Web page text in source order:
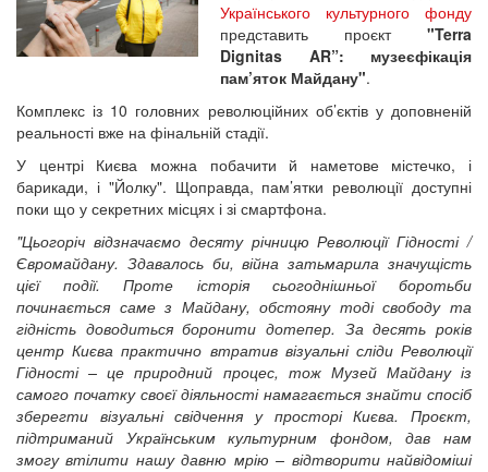
Українського культурного фонду
представить проєкт "Terra
Dignitas AR”: музеєфікація
пам’яток Майдану".
Комплекс із 10 головних революційних об’єктів у доповненій
реальності вже на фінальній стадії.
У центрі Києва можна побачити й наметове містечко, і
барикади, і "Йолку". Щоправда, пам’ятки революції доступні
поки що у секретних місцях і зі смартфона.
"Цьогоріч відзначаємо десяту річницю Революції Гідності /
Євромайдану. Здавалось би, війна затьмарила значущість
цієї події. Проте історія сьогоднішньої боротьби
починається саме з Майдану, обстояну тоді свободу та
гідність доводиться боронити дотепер. За десять років
центр Києва практично втратив візуальні сліди Революції
Гідності – це природний процес, тож Музей Майдану із
самого початку своєї діяльності намагається знайти спосіб
зберегти візуальні свідчення у просторі Києва. Проєкт,
підтриманий Українським культурним фондом, дав нам
змогу втілити нашу давню мрію – відтворити найвідоміші